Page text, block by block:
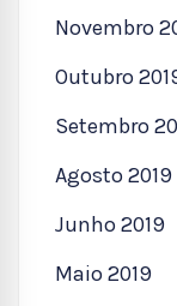
Novembro
Outubro
Setembro
Agosto 2019
Junho 2019
Maio 2019